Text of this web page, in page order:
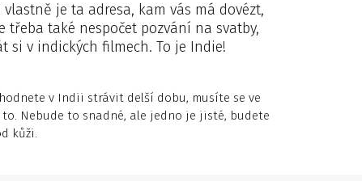
je ta adresa, kam vás má dovézt,
také nespočet pozvání na svatby,
si v indických filmech. To je Indie!
v Indii strávit delší dobu, musíte se ve
Nebude to snadné, ale jedno je jisté, budete
kůži.